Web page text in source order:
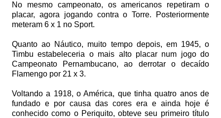
No mesmo campeonato, os americanos repetiram o
placar, agora jogando contra o Torre. Posteriormente
meteram 6 x 1 no Sport.
Quanto ao Náutico, muito tempo depois, em 1945, o
Timbu estabeleceria o mais alto placar num jogo do
Campeonato Pernambucano, ao derrotar o decaído
Flamengo por 21 x 3.
Voltando a 1918, o América, que tinha quatro anos de
fundado e por causa das cores era e ainda hoje é
conhecido como o Periquito, obteve seu primeiro título